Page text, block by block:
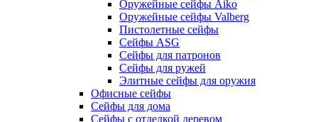
Оружейные сейфы Aiko
Оружейные сейфы Valberg
Пистолетные сейфы
Сейфы ASG
Сейфы для патронов
Сейфы для ружей
Элитные сейфы для оружия
Офисные сейфы
Сейфы для дома
Сейфы с отделкой деревом